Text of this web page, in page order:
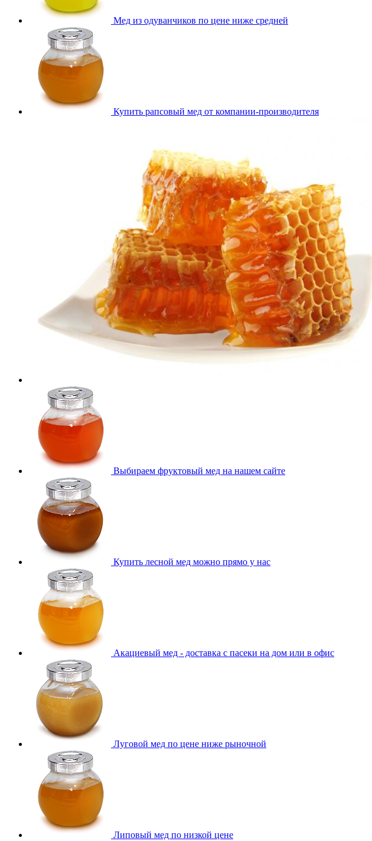
Мед из одуванчиков по цене ниже средней
Купить рапсовый мед от компании-производителя
Выбираем фруктовый мед на нашем сайте
Купить лесной мед можно прямо у нас
Акациевый мед - доставка с пасеки на дом или в офис
Луговой мед по цене ниже рыночной
Липовый мед по низкой цене